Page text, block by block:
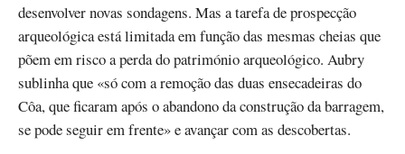
desenvolver novas sondagens. Mas a tarefa de prospecção
arqueológica está limitada em função das mesmas cheias que
põem em risco a perda do património arqueológico. Aubry
sublinha que «só com a remoção das duas ensecadeiras do
Côa, que ficaram após o abandono da construção da barragem,
se pode seguir em frente» e avançar com as descobertas.